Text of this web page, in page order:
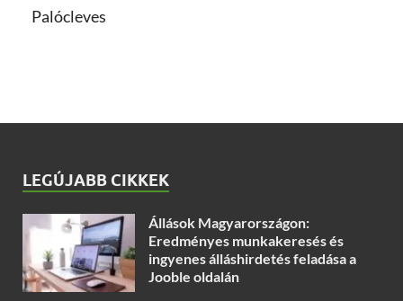
Palócleves
LEGÚJABB CIKKEK
Állások Magyarországon:
Eredményes munkakeresés és
ingyenes álláshirdetés feladása a
Jooble oldalán